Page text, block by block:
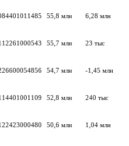
55,8 млн 6,28 млн
55,7 млн 23 тыс
54,7 млн -1,45 млн
52,8 млн 240 тыс
50,6 млн 1,04 млн